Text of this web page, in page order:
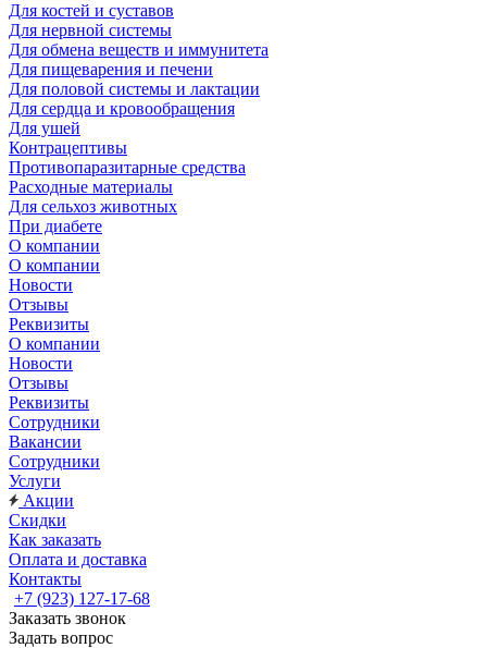
Для костей и суставов
Для нервной системы
Для обмена веществ и иммунитета
Для пищеварения и печени
Для половой системы и лактации
Для сердца и кровообращения
Для ушей
Контрацептивы
Противопаразитарные средства
Расходные материалы
Для сельхоз животных
При диабете
О компании
О компании
Новости
Отзывы
Реквизиты
О компании
Новости
Отзывы
Реквизиты
Сотрудники
Вакансии
Сотрудники
Услуги
Акции
Скидки
Как заказать
Оплата и доставка
Контакты
+7 (923) 127-17-68
Заказать звонок
Задать вопрос